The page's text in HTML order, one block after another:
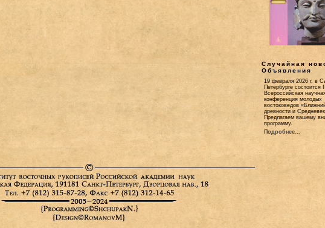
Случайная
Объявления
19 февраля 2026 г. в
Петербурге состоится III
Всероссийская
конференция молодых
востоковедов
древности и
Предлагаем вашему
программу.
Подробнее...